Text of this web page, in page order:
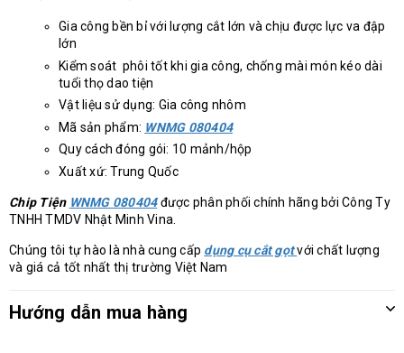
Gia công bền bỉ với lượng cắt lớn và chịu được lực va đập
lớn
Kiểm soát phôi tốt khi gia công, chống mài món kéo dài
tuổi thọ dao tiện
Vật liệu sử dụng: Gia công nhôm
Mã sản phẩm: WNMG 080404
Quy cách đóng gói: 10 mảnh/hộp
Xuất xứ: Trung Quốc
Chip Tiện WNMG 080404 được phân phối chính hãng bởi Công Ty
TNHH TMDV Nhật Minh Vina.
Chúng tôi tự hào là nhà cung cấp dụng cụ cắt gọtvới chất lượng
và giá cả tốt nhất thị trường Việt Nam
Hướng dẫn mua hàng